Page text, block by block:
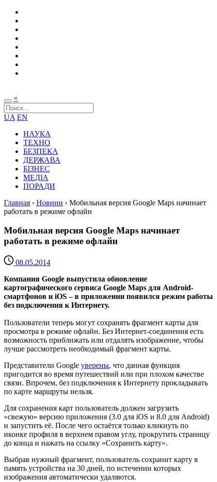
×
UA EN
НАУКА
ТЕХНО
БЕЗПЕКА
ДЕРЖАВА
БІЗНЕС
МЕДІА
ПОРАДИ
Главная › Новини › Мобильная версия Google Maps начинает
работать в режиме офлайн
Мобильная версия Google Maps начинает
работать в режиме офлайн
08.05.2014
Компания Google выпустила обновление
картографического сервиса Google Maps для Android-
смартфонов и iOS – в приложении появился режим работы
без подключения к Интернету.
Пользователи теперь могут сохранять фрагмент карты для
просмотра в режиме офлайн. Без Интернет-соединения есть
возможность приближать или отдалять изображение, чтобы
лучше рассмотреть необходимый фрагмент карты.
Представители Google уверены, что данная функция
пригодится во время путешествий или при плохом качестве
связи. Впрочем, без подключения к Интернету прокладывать
по карте маршруты нельзя.
Для сохранения карт пользователь должен загрузить
«свежую» версию приложения (3.0 для iOS и 8.0 для Android)
и запустить её. После чего остаётся только кликнуть по
иконке профиля в верхнем правом углу, прокрутить страницу
до конца и нажать на ссылку «Сохранить карту».
Выбрав нужный фрагмент, пользователь сохранит карту в
память устройства на 30 дней, по истечении которых
изображения автоматически удаляются.